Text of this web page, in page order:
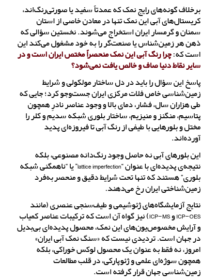
برخلاف گونه‌های رایج نمک که عمدتاً سفید یا صورتی‌رنگ‌اند،
کریستال‌های آبی این نمک تنها در معادن خاصی از استان
سمنان و گرمسار ایران استخراج می‌شوند. نخستین سؤالی که
ذهن هر زمین‌شناس یا صنعت‌گر را به خود مشغول می‌کند این
است که:چرا رنگ آبی این نمک منحصراً مختص ایران است و در
سایر نقاط دنیا صاف و خالص یافت نمی‌شود؟
پاسخ این سؤال را باید در دل ساختار مولکولی و شرایط
زمین‌شناسی خاص فلات مرکزی ایران جست‌وجو کرد؛ جایی که
طی هزاران سال، فشار، دمای بالا و وجود عناصر نادرِ همچون
پتاسیم، منگنز و منیزیم، ساختار بلوری شبکه سدیم و کلر را
مختل و بلورهایی با طیفی از رنگ آبی تا فیروزه‌ای پدید
آورده‌اند.
این بلورهای آبی نه حاصل وجود رنگ‌دانه مصنوعی، بلکه
نتیجه‌ی پدیده‌ای با عنوان “lattice imperfection” یا “ناهمگنی شبکه
بلوری” هستند که تنها تحت شرایط دقیق و منحصر‌به‌فرد
زمین‌شناختی ایران رخ می‌دهند.
نتایج آزمایشگاه‌های ژئوشیمی و طیف‌سنجی عنصری (مانند
ICP-OES و ICP-MS) نیز گواه آن است که ترکیبات عناصر کمیاب
و آرایش مخصوص‌یون‌های این نمک، محصول پدیده‌ای بی‌بدیل
در جهان است. تردیدی نیست که «سنگ نمک آبی ایران»
امروز، نه فقط به عنوان یک محصول لوکس خوراکی، بلکه
همچون سوژه‌ای علمی و ژئوپارکی، در قلب مطالعات
زمین‌شناسی جهان قرار گرفته است.